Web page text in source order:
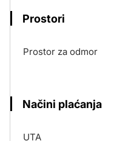
Prostori
Prostor za odmor
Načini plaćanja
UTA